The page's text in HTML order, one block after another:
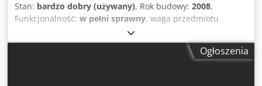
Stan: bardzo dobry (używany), Rok budowy: 2008,
Funkcjonalność: w pełni sprawny, waga przedmiotu
, całkowita szerokość:
mm, całkowita długość:1 500 mm, Uniwersalna wyważarka
dynamiczna do wirników od 3 - 300kg. Układ pomiarowy
Ogłoszenia